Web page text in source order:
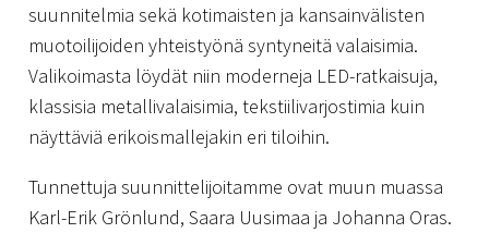
suunnitelmia sekä kotimaisten ja kansainvälisten
muotoilijoiden yhteistyönä syntyneitä valaisimia.
Valikoimasta löydät niin moderneja LED-ratkaisuja,
klassisia metallivalaisimia, tekstiilivarjostimia kuin
näyttäviä erikoismallejakin eri tiloihin.
Tunnettuja suunnittelijoitamme ovat muun muassa
Karl-Erik Grönlund, Saara Uusimaa ja Johanna Oras.